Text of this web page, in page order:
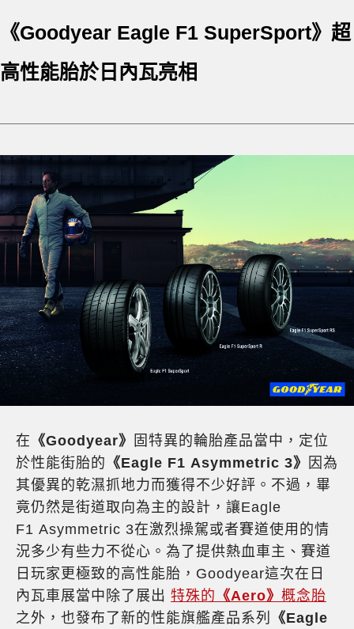
《Goodyear Eagle F1 SuperSport》超
高性能胎於日內瓦亮相
在 《Goodyear》
固特異的輪胎產品當中，定位
於性能街胎的 《Eagle F1 Asymmetric 3》
因為
其優異的乾濕抓地力而獲得不少好評。不過，畢
竟仍然是街道取向為主的設計，讓Eagle
F1 Asymmetric 3在激烈操駕或者賽道使用的情
況多少有些力不從心。為了提供熱血車主、賽道
日玩家更極致的高性能胎，Goodyear這次在日
內瓦車展當中除了展出 特殊的 《Aero》 概念胎
之外，也發布了新的性能旗艦產品系列
《Eagle